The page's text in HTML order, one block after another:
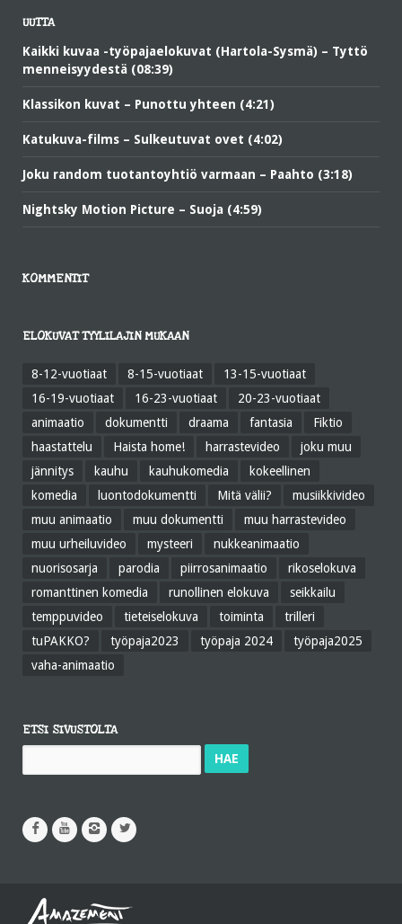
UUTTA
Kaikki kuvaa -työpajaelokuvat (Hartola-Sysmä) – Tyttö
menneisyydestä (08:39)
Klassikon kuvat – Punottu yhteen (4:21)
Katukuva-films – Sulkeutuvat ovet (4:02)
Joku random tuotantoyhtiö varmaan – Paahto (3:18)
Nightsky Motion Picture – Suoja (4:59)
KOMMENTIT
ELOKUVAT TYYLILAJIN MUKAAN
8-12-vuotiaat 8-15-vuotiaat
13-15-vuotiaat
16-19-vuotiaat
16-23-vuotiaat
20-23-vuotiaat
animaatio
dokumentti draama fantasia
Fiktio
haastattelu
Haista home! harrastevideo
joku muu
jännitys
kauhu kauhukomedia
kokeellinen
komedia
luontodokumentti Mitä välii?
musiikkivideo
muu animaatio
muu dokumentti
muu harrastevideo
muu urheiluvideo
mysteeri
nukkeanimaatio
nuorisosarja
parodia piirrosanimaatio
rikoselokuva
romanttinen komedia
runollinen elokuva
seikkailu
temppuvideo
tieteiselokuva toiminta
trilleri
tuPAKKO?
työpaja2023 työpaja 2024
työpaja2025
vaha-animaatio
ETSI SIVUSTOLTA